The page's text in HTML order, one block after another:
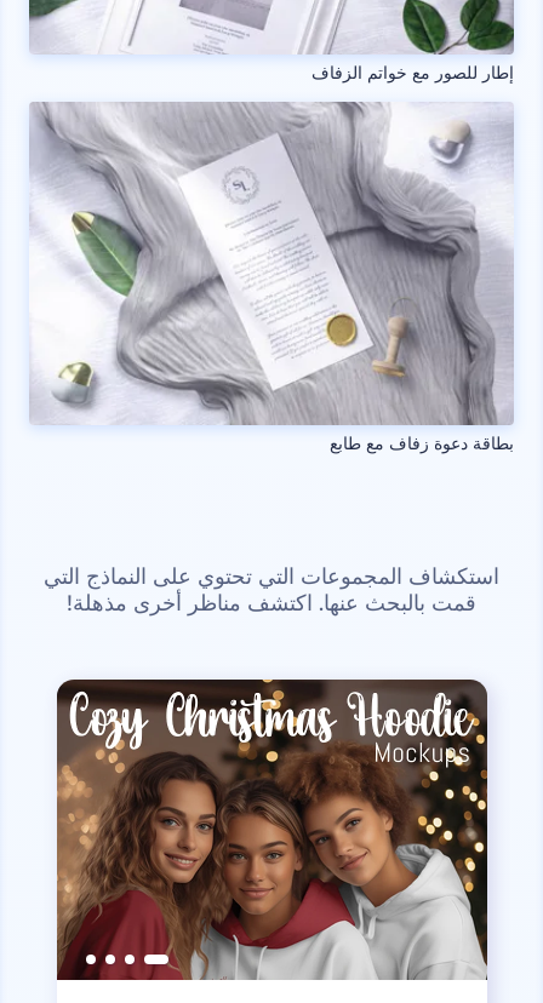
إطار للصور مع خواتم الزفاف
بطاقة دعوة زفاف مع طابع
استكشاف المجموعات التي تحتوي على النماذج التي
قمت بالبحث عنها. اكتشف مناظر أخرى مذهلة!